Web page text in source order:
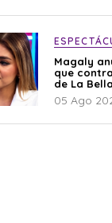
Magaly
que
de La
05 Ago